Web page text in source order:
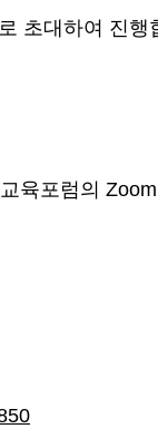
초대하여 진행
육포럼의 Zoom